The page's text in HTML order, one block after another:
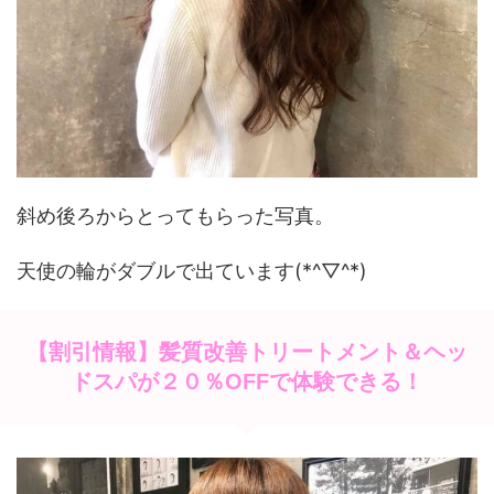
斜め後ろからとってもらった写真。
天使の輪がダブルで出ています(*^▽^*)
【割引情報】髪質改善トリートメント＆ヘッ
ドスパが２０％OFFで体験できる！